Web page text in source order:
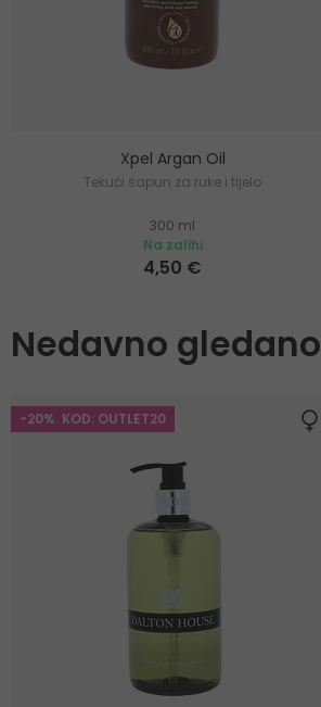
Xpel Argan Oil
Tekući sapun za ruke i tijelo
300 ml
Na zalihi
4,50 €
Nedavno gledano
-20%. KOD: OUTLET20